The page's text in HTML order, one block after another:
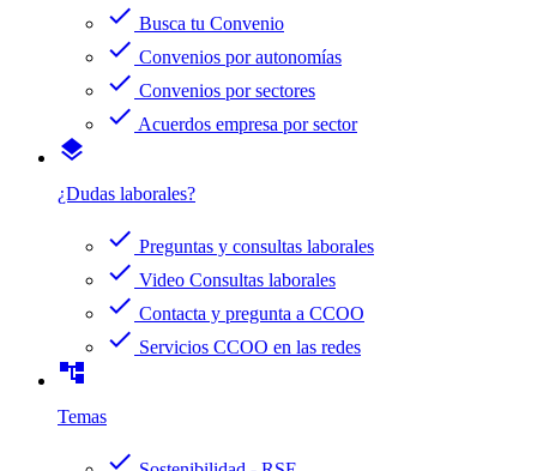
check Busca tu Convenio
check Convenios por autonomías
check Convenios por sectores
check Acuerdos empresa por sector
layers
¿Dudas laborales?
check Preguntas y consultas laborales
check Video Consultas laborales
check Contacta y pregunta a CCOO
check Servicios CCOO en las redes
account_tree
Temas
check